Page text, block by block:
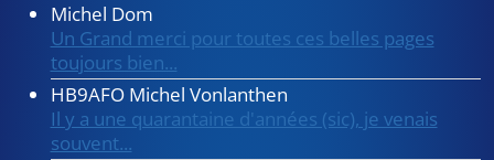
Michel Dom
Un Grand merci pour toutes ces belles pages
toujours bien...
HB9AFO Michel Vonlanthen
Il y a une quarantaine d'années (sic), je venais
souvent...